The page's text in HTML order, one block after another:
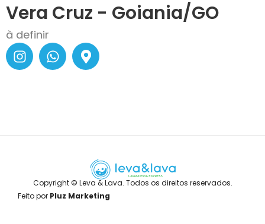
Vera Cruz - Goiania/GO
à definir
Copyright © Leva & Lava. Todos os direitos reservados.
Feito por Pluz Marketing